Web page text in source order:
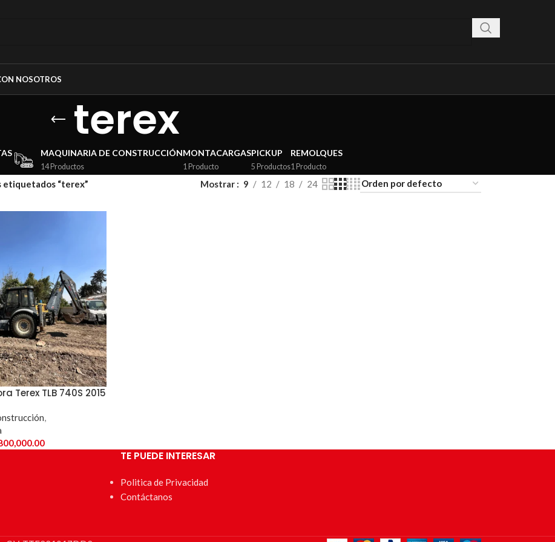
NOSOTROS
terex
MAQUINARIA DE CONSTRUCCIÓN
14 Productos
MONTACARGAS
1 Producto
PICKUP
5 Productos
REMOLQUES
1 Producto
etiquetados “terex” Mostrar 9 12 18 24
Terex TLB 740S 2015
,
TE PUEDE INTERESAR
Politica de Privacidad
Contáctanos